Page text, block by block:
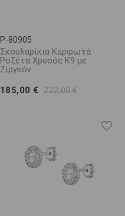
P-80905
Σκουλαρίκια Καρφωτά
Ροζέτα Χρυσός Κ9 με
Ζιργκόν
185,00 € 222,00 €